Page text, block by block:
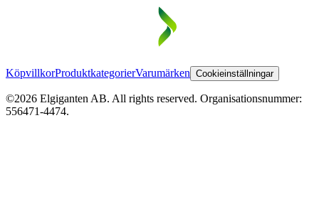
KöpvillkorProduktkategorierVarumärken Cookieinställningar
©2026 Elgiganten AB. All rights reserved. Organisationsnummer:
556471-4474.